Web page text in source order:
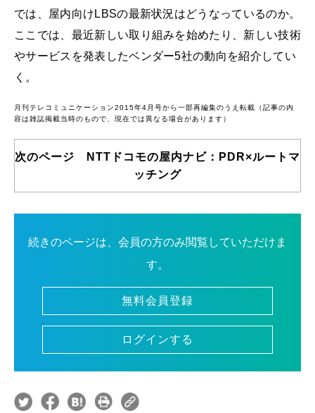
では、屋内向けLBSの最新状況はどうなっているのか。
ここでは、最近新しい取り組みを始めたり、新しい技術
やサービスを発表したベンダー5社の動向を紹介してい
く。
月刊テレコミュニケーション2015年4月号から一部再編集のうえ転載（記事の内
容は雑誌掲載当時のもので、現在では異なる場合があります）
次のページ NTTドコモの屋内ナビ：PDR×ルートマ
ッチング
続きのページは、会員の方のみ閲覧していただけま
す。
無料会員登録
ログインする